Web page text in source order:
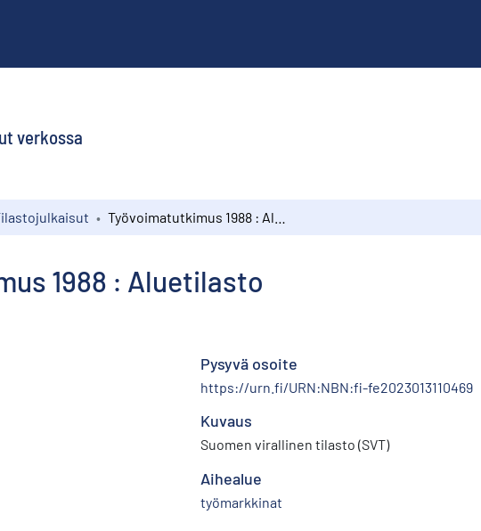
verkossa
1988 : Aluetilasto
Pysyvä osoite
https://urn.fi/URN:NBN:fi-fe2023013110469
Kuvaus
Suomen virallinen tilasto (SVT)
Aihealue
työmarkkinat